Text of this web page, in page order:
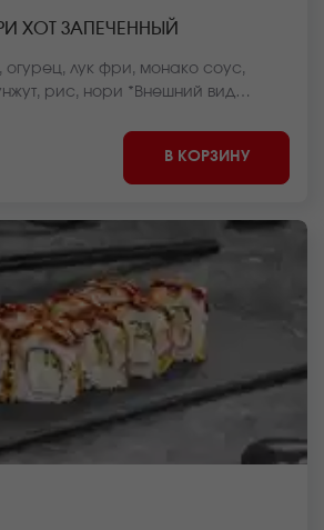
ХОТ ЗАПЕЧЕННЫЙ
огурец, лук фри, монако соус,
рис, нори *Внешний вид
В КОРЗИНУ